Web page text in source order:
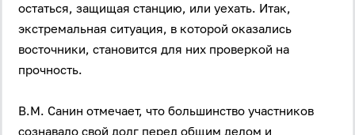
остаться, защищая станцию, или уехать. Итак,
экстремальная ситуация, в которой оказались
восточники, становится для них проверкой на
прочность.
В.М. Санин отмечает, что большинство участников
сознавало свой долг перед общим делом и